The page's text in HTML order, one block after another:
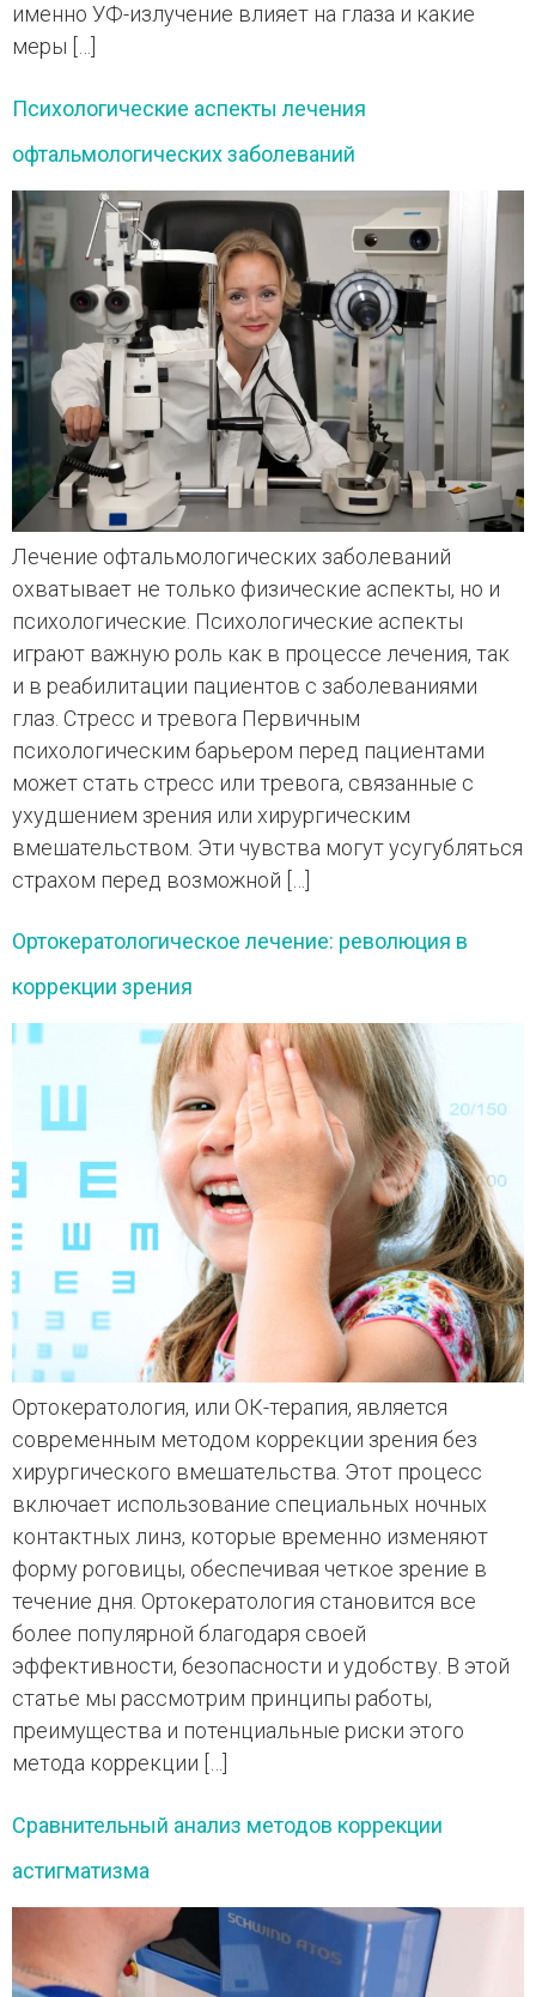
именно УФ-излучение влияет на глаза и какие
меры […]
Психологические аспекты лечения
офтальмологических заболеваний
Лечение офтальмологических заболеваний
охватывает не только физические аспекты, но и
психологические. Психологические аспекты
играют важную роль как в процессе лечения, так
и в реабилитации пациентов с заболеваниями
глаз. Стресс и тревога Первичным
психологическим барьером перед пациентами
может стать стресс или тревога, связанные с
ухудшением зрения или хирургическим
вмешательством. Эти чувства могут усугубляться
страхом перед возможной […]
Ортокератологическое лечение: революция в
коррекции зрения
Ортокератология, или ОК-терапия, является
современным методом коррекции зрения без
хирургического вмешательства. Этот процесс
включает использование специальных ночных
контактных линз, которые временно изменяют
форму роговицы, обеспечивая четкое зрение в
течение дня. Ортокератология становится все
более популярной благодаря своей
эффективности, безопасности и удобству. В этой
статье мы рассмотрим принципы работы,
преимущества и потенциальные риски этого
метода коррекции […]
Сравнительный анализ методов коррекции
астигматизма